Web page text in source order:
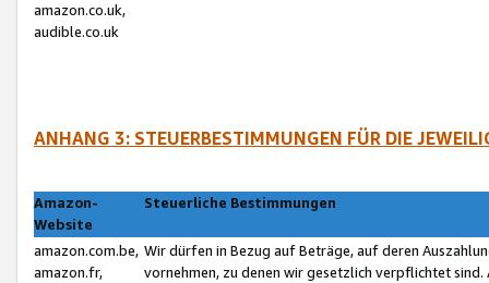
amazon.co.uk,
audible.co.uk
ANHANG 3: STEUERBESTIMMUNGEN FÜR DIE
Amazon-
Website
Steuerliche Bestimmungen
amazon.com.be,
amazon.fr,
Wir dürfen in Bezug auf Beträge, auf deren
vornehmen, zu denen wir gesetzlich verpflichtet